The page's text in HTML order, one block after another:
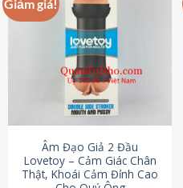
Giảm giá!
Âm Đạo Giả 2 Đầu
Lovetoy – Cảm Giác Chân
Thật, Khoái Cảm Đỉnh Cao